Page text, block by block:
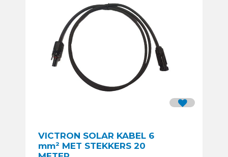
VICTRON SOLAR KABEL 6
mm² MET STEKKERS 20